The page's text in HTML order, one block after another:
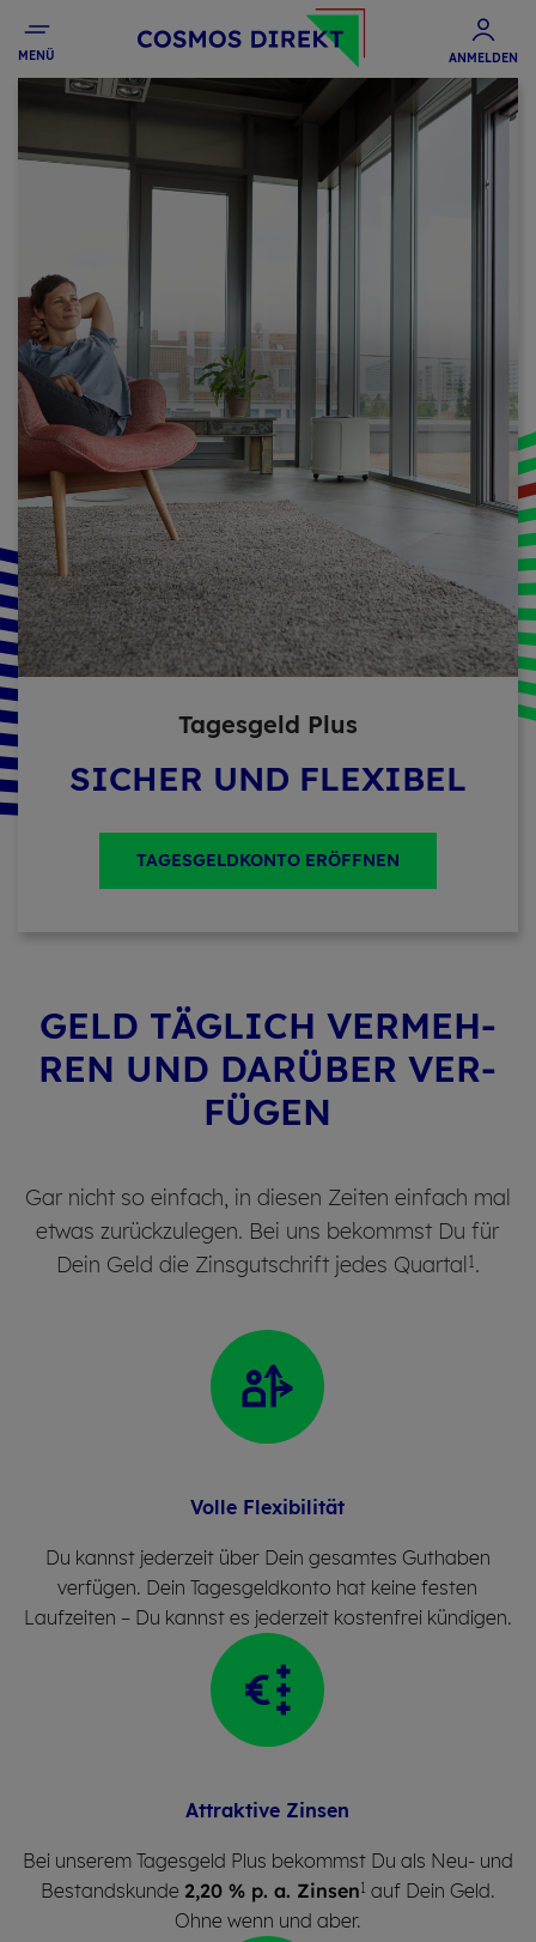
MENÜ ANMELDEN
Ta­ges­geld Plus
SICHER UND FLEXIBEL
TAGESGELDKONTO ERÖFFNEN
GELD TÄG­LICH VER­MEH­
REN UND DAR­ÜBER VER­
FÜ­GEN
Gar nicht so einfach, in diesen Zeiten einfach mal
etwas zurückzulegen. Bei uns bekommst Du für
Dein Geld die Zinsgutschrift jedes Quartal1.
Volle Fle­xi­bi­li­tät
Du kannst jederzeit über Dein gesamtes Guthaben
verfügen. Dein Tagesgeldkonto hat keine festen
Laufzeiten – Du kannst es jederzeit kostenfrei kündigen.
At­trak­ti­ve Zin­sen
Bei unserem Tagesgeld Plus bekommst Du als Neu- und
Bestandskunde 2,20 % p. a. Zinsen1 auf Dein Geld.
Ohne wenn und aber.